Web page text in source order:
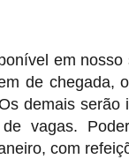
em
de chegada,
demais
vagas.
com